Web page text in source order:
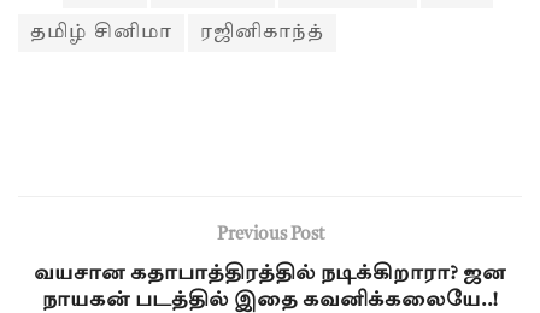
தமிழ் சினிமா ரஜினிகாந்த்
Previous Post
வயசான கதாபாத்திரத்தில் நடிக்கிறாரா? ஜன
நாயகன் படத்தில் இதை கவனிக்கலையே..!